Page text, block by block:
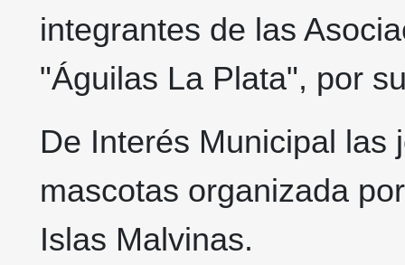
integrantes de las
"Águilas La Plata", por
De Interés Municipal las
mascotas organizada
Islas Malvinas.